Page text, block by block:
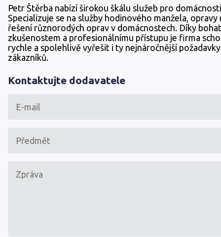
Petr Štěrba nabízí širokou škálu služeb pro
Specializuje se na služby hodinového manžela, opravy
řešení různorodých oprav v domácnostech. Díky
zkušenostem a profesionálnímu přístupu je firma
rychle a spolehlivě vyřešit i ty nejnáročnější
zákazníků.
Kontaktujte dodavatele